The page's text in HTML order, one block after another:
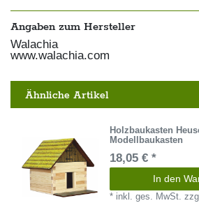
Angaben zum Hersteller
Walachia
www.walachia.com
Ähnliche Artikel
Holzbaukasten
Modellbaukasten
18,05 € *
In den
* inkl. ges. MwSt.